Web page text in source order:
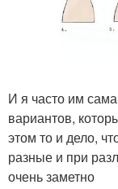
И я часто им
вариантов,
этом то и дело,
разные и при
очень заметно